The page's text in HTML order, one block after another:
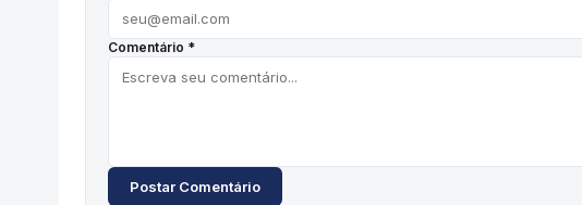
Comentário *
Postar Comentário